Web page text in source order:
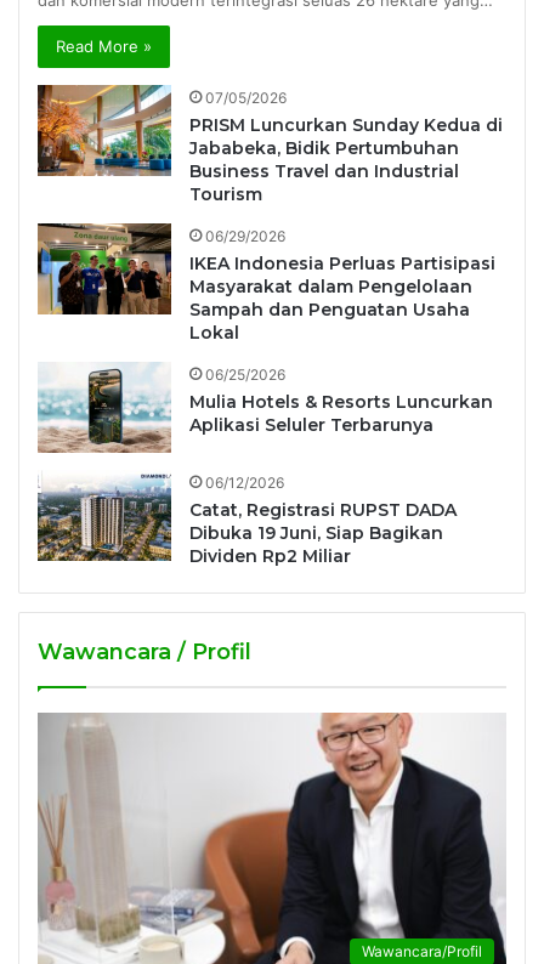
Read More »
07/05/2026
PRISM Luncurkan Sunday Kedua di
Jababeka, Bidik Pertumbuhan
Business Travel dan Industrial
Tourism
06/29/2026
IKEA Indonesia Perluas Partisipasi
Masyarakat dalam Pengelolaan
Sampah dan Penguatan Usaha
Lokal
06/25/2026
Mulia Hotels & Resorts Luncurkan
Aplikasi Seluler Terbarunya
06/12/2026
Catat, Registrasi RUPST DADA
Dibuka 19 Juni, Siap Bagikan
Dividen Rp2 Miliar
Wawancara / Profil
Wawancara/Profil